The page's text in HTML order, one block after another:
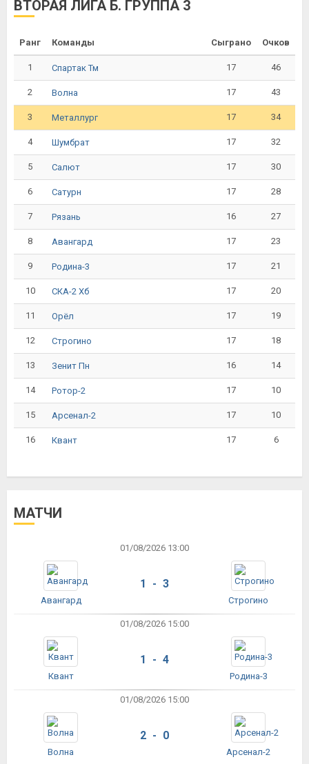
ВТОРАЯ ЛИГА Б. ГРУППА 3
Ранг Команды Сыграно Очков
1 Спартак Тм 17 46
2 Волна 17 43
3 Металлург 17 34
4 Шумбрат 17 32
5 Салют 17 30
6 Сатурн 17 28
7 Рязань 16 27
8 Авангард 17 23
9 Родина-3 17 21
10 СКА-2 Хб 17 20
11 Орёл 17 19
12 Строгино 17 18
13 Зенит Пн 16 14
14 Ротор-2 17 10
15 Арсенал-2 17 10
16 Квант 17 6
МАТЧИ
01/08/2026 13:00
Авангард
1 - 3
Строгино
01/08/2026 15:00
Квант
1 - 4
Родина-3
01/08/2026 15:00
Волна
2 - 0
Арсенал-2